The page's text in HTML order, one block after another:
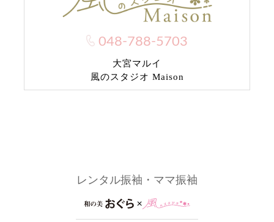
048-788-5703
大宮マルイ
風のスタジオ Maison
レンタル振袖・ママ振袖